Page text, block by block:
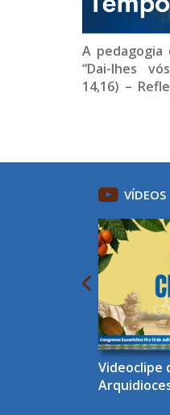
A pedagogia
“Dai-lhes
14,16) –
VÍDEOS
Videoclipe